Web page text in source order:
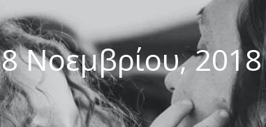
8 Νοεμβρίου, 2018